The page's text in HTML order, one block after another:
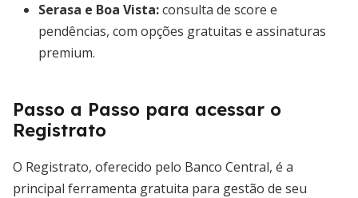
Serasa e Boa Vista:consulta de score e
pendências, com opções gratuitas e assinaturas
premium.
Passo a Passo para acessar o
Registrato
O Registrato, oferecido pelo Banco Central, é a
principal ferramenta gratuita para gestão de seu